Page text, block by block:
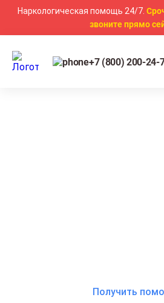
Наркологическая помощь 24/7.
звоните прямо
+7 (800) 200-24-
Получить